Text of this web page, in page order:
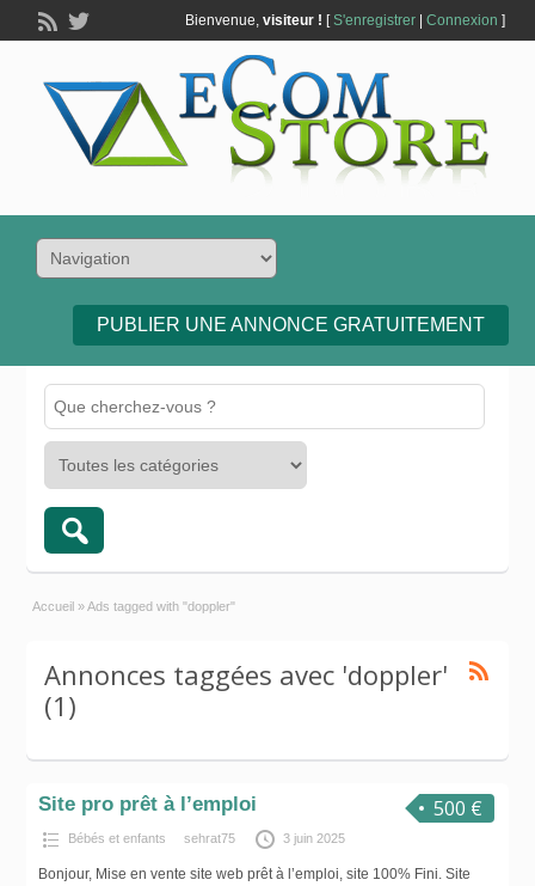
Bienvenue, visiteur ! [S'enregistrer| Connexion ]
PUBLIER UNE ANNONCE GRATUITEMENT
Accueil » Ads tagged with "doppler"
Annonces taggées avec 'doppler'
(1)
500 €
Site pro prêt à l’emploi
Bébés et enfants sehrat75 3 juin 2025
Bonjour, Mise en vente site web prêt à l’emploi, site 100% Fini. Site